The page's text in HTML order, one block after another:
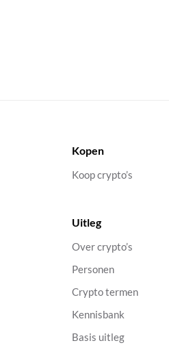
Kopen
Koop crypto’s
Uitleg
Over crypto’s
Personen
Crypto termen
Kennisbank
Basis uitleg